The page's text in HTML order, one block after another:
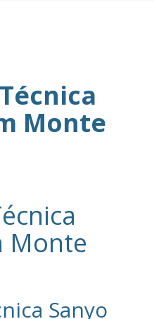
Monte
Monte
Sanyo‎